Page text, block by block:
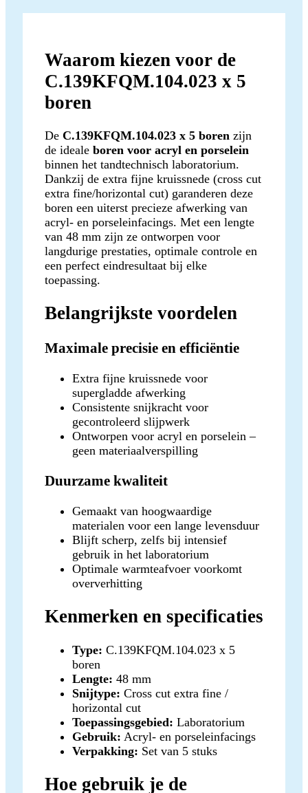
Waarom kiezen voor de
C.139KFQM.104.023 x 5
boren
De C.139KFQM.104.023 x 5 boren zijn
de ideale boren voor acryl en porselein
binnen het tandtechnisch laboratorium.
Dankzij de extra fijne kruissnede (cross cut
extra fine/horizontal cut) garanderen deze
boren een uiterst precieze afwerking van
acryl- en porseleinfacings. Met een lengte
van 48 mm zijn ze ontworpen voor
langdurige prestaties, optimale controle en
een perfect eindresultaat bij elke
toepassing.
Belangrijkste voordelen
Maximale precisie en efficiëntie
Extra fijne kruissnede voor
supergladde afwerking
Consistente snijkracht voor
gecontroleerd slijpwerk
Ontworpen voor acryl en porselein –
geen materiaalverspilling
Duurzame kwaliteit
Gemaakt van hoogwaardige
materialen voor een lange levensduur
Blijft scherp, zelfs bij intensief
gebruik in het laboratorium
Optimale warmteafvoer voorkomt
oververhitting
Kenmerken en specificaties
Type: C.139KFQM.104.023 x 5
boren
Lengte: 48 mm
Snijtype: Cross cut extra fine /
horizontal cut
Toepassingsgebied: Laboratorium
Gebruik: Acryl- en porseleinfacings
Verpakking: Set van 5 stuks
Hoe gebruik je de